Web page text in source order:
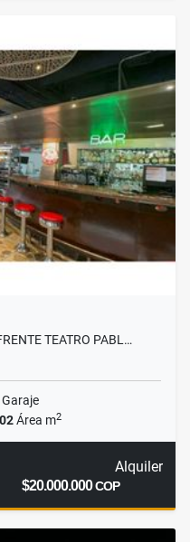
TEATRO PABL…
Garaje
Área m2
Alquiler
$20.000.000COP